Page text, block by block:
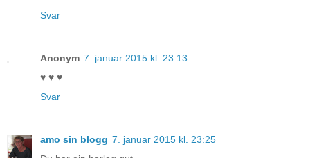
Svar
Anonym 7. januar 2015 kl. 23:13
♥ ♥ ♥
Svar
amo sin blogg 7. januar 2015 kl. 23:25